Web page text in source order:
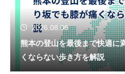
2026.08.06
熊本の登山を最後まで快適に
くならない歩き方を解説